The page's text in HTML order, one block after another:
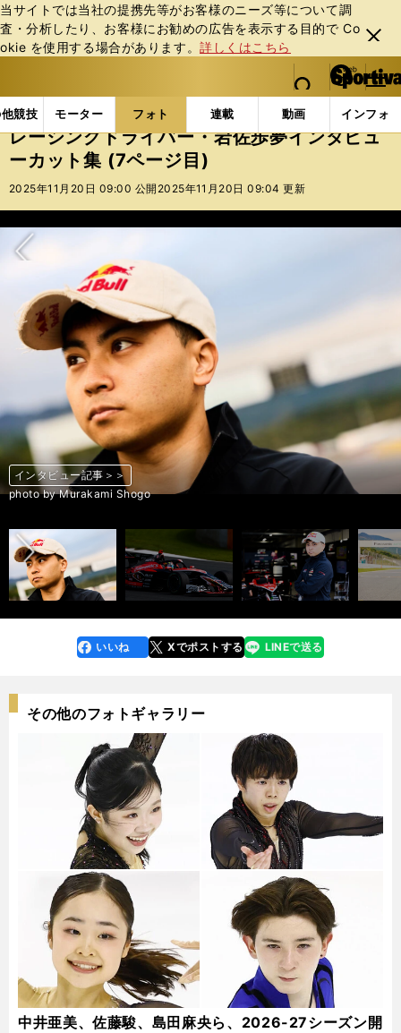
当サイトでは当社の提携先等がお客様のニーズ等について調
査・分析したり、お客様にお勧めの広告を表⽰する⽬的で Co
okie を使⽤する場合があります。詳しくはこちら
閉じ
る
web Sportiva (webスポルティーバ)
検索
マイペ
ー
ジ
メニュ
競技 モーター フォト 連載 動画 インフォ
b
ス
ポ
ル
バ
フォトギャラリー レーシングドライバー・岩佐歩夢
レーシングドライバー・岩佐歩夢インタビュ
ーカット集 (7ページ目)
2025年11月20日 09:00 公開 2025年11月20日 09:04 更新
次へ
インタビュー記事＞＞
photo by Murakami Shogo
インタビュー記事＞＞
photo by Murakami Shogo
インタビュー記事＞＞
photo by Murakami Shogo
インタビュー記事＞＞
photo by Murakami Shogo
インタビュー記事＞＞
photo by Murakami Shogo
インタビュー記事＞＞
photo by Murakami Shogo
インタビュー記事＞＞
photo by Murakami Shogo
インタビュー記事＞＞
photo by Murakami Shogo
前へ
faceboo
k
いいね Xでポストする
line LINEで送る
その他のフォトギャラリー
中井亜美、佐藤駿、島田麻央ら、2026-27シーズン開